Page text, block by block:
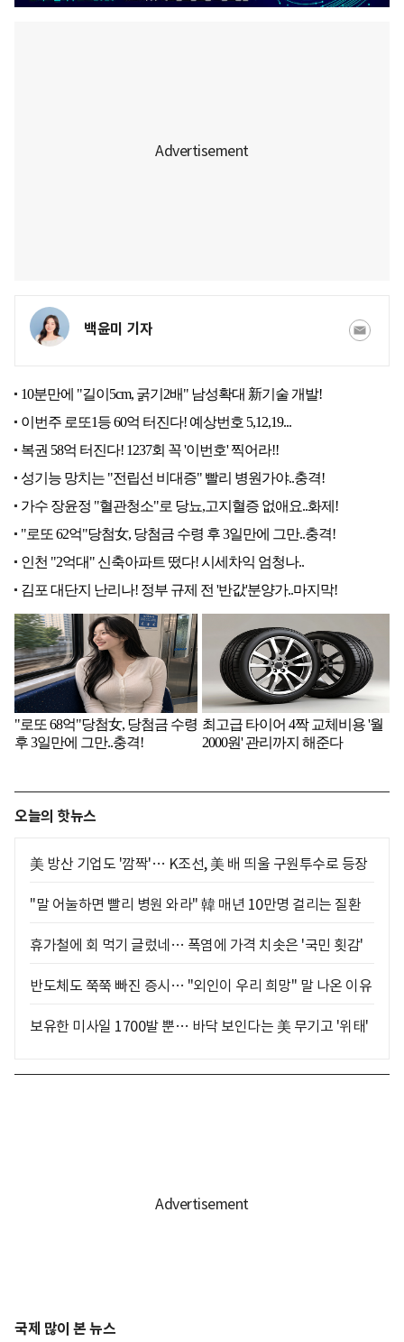
백윤미 기자
오늘의 핫뉴스
美 방산 기업도 '깜짝'… K조선, 美 배 띄울 구원투수로 등장
"말 어눌하면 빨리 병원 와라" 韓 매년 10만명 걸리는 질환
휴가철에 회 먹기 글렀네… 폭염에 가격 치솟은 '국민 횟감'
반도체도 쭉쭉 빠진 증시… "외인이 우리 희망" 말 나온 이유
보유한 미사일 1700발 뿐… 바닥 보인다는 美 무기고 '위태'
국제 많이 본 뉴스